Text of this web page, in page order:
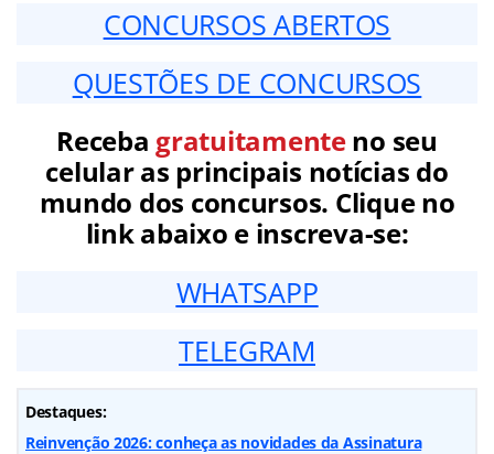
CONCURSOS ABERTOS
QUESTÕES DE CONCURSOS
Receba gratuitamenteno seu
celular as principais notícias do
mundo dos concursos. Clique no
link abaixo e inscreva-se:
WHATSAPP
TELEGRAM
Destaques:
Reinvenção 2026: conheça as novidades da Assinatura